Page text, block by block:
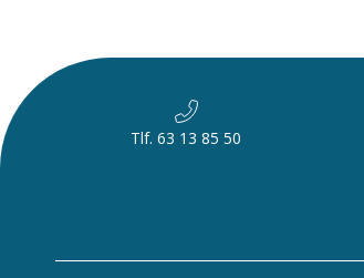
Tlf. 63 13 85 50